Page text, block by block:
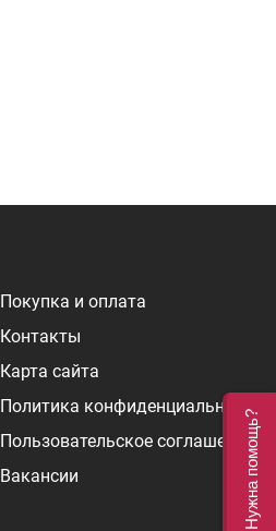
Покупка и оплата
Контакты
Карта сайта
Политика конфиденциальности
Пользовательское соглашение
Вакансии
Нужна помощь?